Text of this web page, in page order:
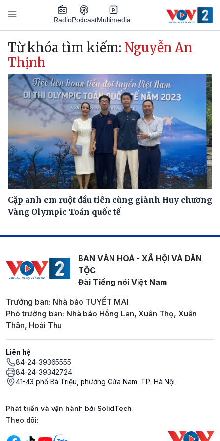
Nhảy đến nội dung
RadioPodcastMultimedia
Main navigation
Từ khóa tìm kiếm: Nguyễn An
Thịnh
Cặp anh em ruột đầu tiên cùng giành Huy chương
Vàng Olympic Toán quốc tế
BAN VĂN HOÁ - XÃ HỘI VÀ DÂN
TỘC
Đài Tiếng nói Việt Nam
Trưởng ban: Nhà báo TUYẾT MAI
Phó trưởng ban: Nhà báo Hồng Lan, Xuân Thọ, Xuân
Thân, Hoài Thu
Liên hệ
84-24-39365555
84-24-39342724
41-43 phố Bà Triệu, phường Cửa Nam, TP. Hà Nội
Phát triển và vận hành bởi SolidTech
Mạng xã hội
Theo dõi: